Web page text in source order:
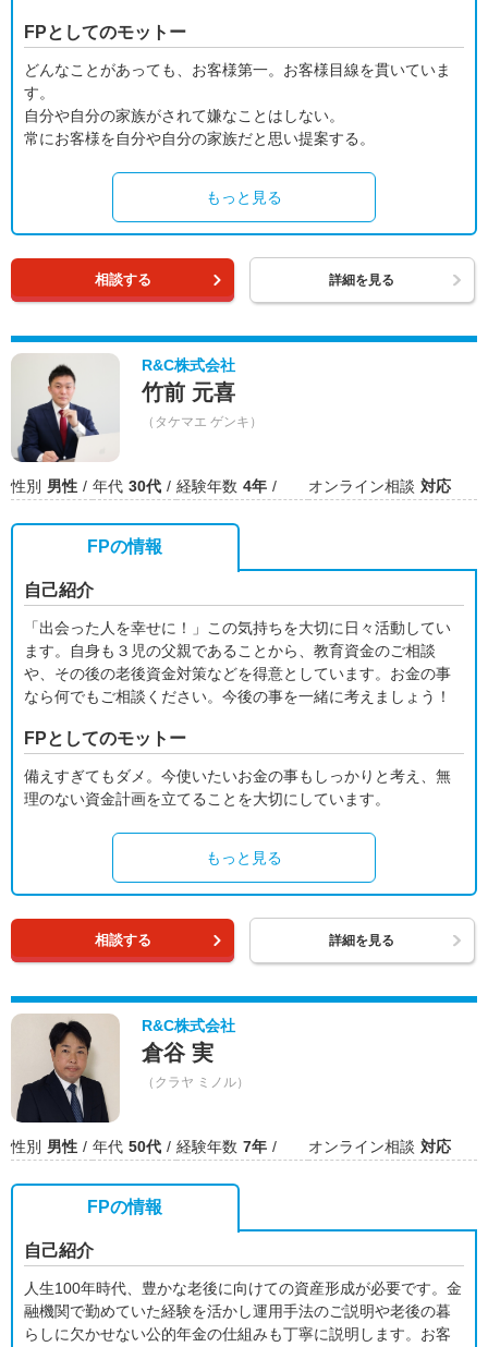
FPとしてのモットー
どんなことがあっても、お客様第一。お客様目線を貫いていま
す。
自分や自分の家族がされて嫌なことはしない。
常にお客様を自分や自分の家族だと思い提案する。
もっと見る
相談する 詳細を見る
R&C株式会社
竹前 元喜
（タケマエ ゲンキ）
性別 男性 年代 30代 経験年数 4年 オンライン相談 対応
FPの情報
自己紹介
「出会った人を幸せに！」この気持ちを大切に日々活動してい
ます。自身も３児の父親であることから、教育資金のご相談
や、その後の老後資金対策などを得意としています。お金の事
なら何でもご相談ください。今後の事を一緒に考えましょう！
FPとしてのモットー
備えすぎてもダメ。今使いたいお金の事もしっかりと考え、無
理のない資金計画を立てることを大切にしています。
もっと見る
相談する 詳細を見る
R&C株式会社
倉谷 実
（クラヤ ミノル）
性別 男性 年代 50代 経験年数 7年 オンライン相談 対応
FPの情報
自己紹介
人生100年時代、豊かな老後に向けての資産形成が必要です。金
融機関で勤めていた経験を活かし運用手法のご説明や老後の暮
らしに欠かせない公的年金の仕組みも丁寧に説明します。お客